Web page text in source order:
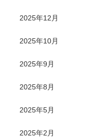
2025年12月
2025年10月
2025年9月
2025年8月
2025年5月
2025年2月